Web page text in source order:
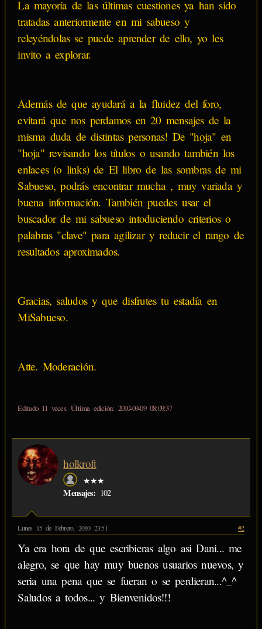
La mayoría de las últimas cuestiones ya han sido
tratadas anteriormente en mi sabueso y
releyéndolas se puede aprender de ello, yo les
invito a explorar.
Además de que ayudará a la fluidez del foro,
evitará que nos perdamos en 20 mensajes de la
misma duda de distintas personas! De "hoja" en
"hoja" revisando los títulos o usando también los
enlaces (o links) de El libro de las sombras de mi
Sabueso, podrás encontrar mucha , muy variada y
buena información. También puedes usar el
buscador de mi sabueso intoduciendo criterios o
palabras "clave" para agilizar y reducir el rango de
resultados aproximados.
Gracias, saludos y que disfrutes tu estadía en
MiSabueso.
Atte. Moderación.
Editado 11 veces. Última edición: 2010-09-09 08:09:37
holkroft
★★★
Mensajes: 102
Lunes 15 de Febrero, 2010 23:51 #2
Ya era hora de que escribieras algo asi Dani... me
alegro, se que hay muy buenos usuarios nuevos, y
seria una pena que se fueran o se perdieran...^_^
Saludos a todos... y Bienvenidos!!!